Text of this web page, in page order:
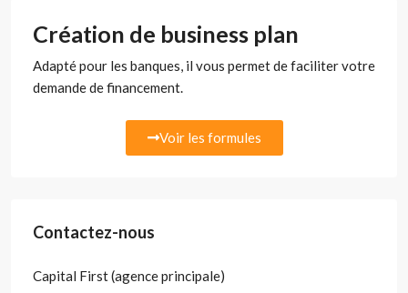
Création de business plan
Adapté pour les banques, il vous permet de faciliter votre
demande de financement.
Voir les formules
Contactez-nous
Capital First (agence principale)